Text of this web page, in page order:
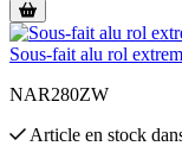
Sous-fait alu rol
NAR280ZW
Article en stock